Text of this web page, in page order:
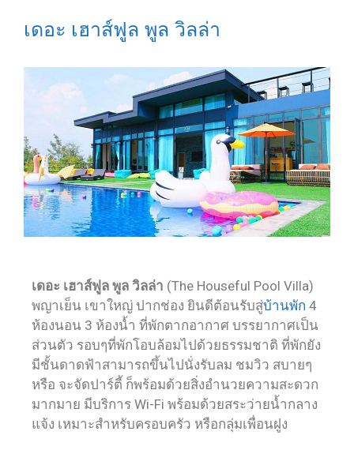
เดอะ เฮาส์ฟูล พูล วิลล่า
เดอะ เฮาส์ฟูล พูล วิลล่า (The Houseful Pool Villa)
พญาเย็น เขาใหญ่ ปากช่อง ยินดีต้อนรับสู่บ้านพัก 4
ห้องนอน 3 ห้องน้ำ ที่พักตากอากาศ บรรยากาศเป็น
ส่วนตัว รอบๆที่พักโอบล้อมไปด้วยธรรมชาติ ที่พักยัง
มีชั้นดาดฟ้าสามารถขึ้นไปนั่งรับลม ชมวิว สบายๆ
หรือ จะจัดปาร์ตี้ ก็พร้อมด้วยสิ่งอำนวยความสะดวก
มากมาย มีบริการ Wi-Fi พร้อมด้วยสระว่ายน้ำกลาง
แจ้ง เหมาะสำหรับครอบครัว หรือกลุ่มเพื่อนฝูง